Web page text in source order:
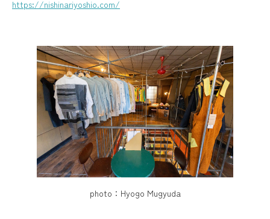
https://nishinariyoshio.com/
photo：Hyogo Mugyuda